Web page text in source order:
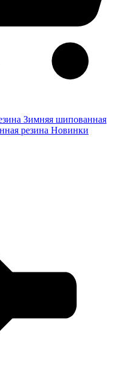
Зимняя шипованная
резина Новинки